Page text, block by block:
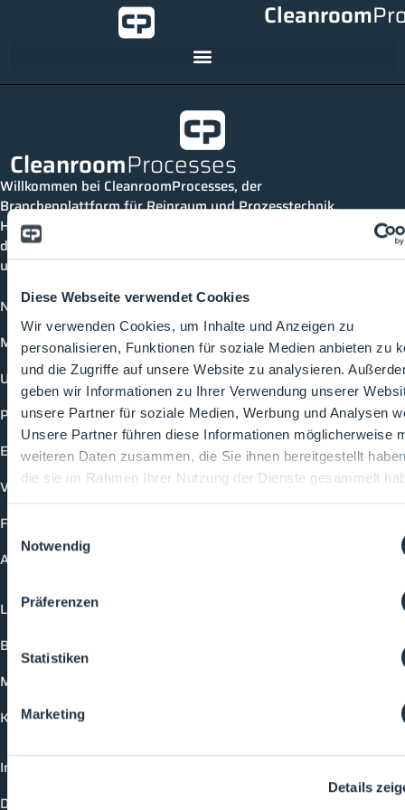
Diese Webseite verwendet Cookies
Wir verwenden Cookies, um Inhalte und Anzeigen zu
personalisieren, Funktionen für soziale Medien anbieten zu
und die Zugriffe auf unsere Website zu analysieren.
geben wir Informationen zu Ihrer Verwendung unserer
unsere Partner für soziale Medien, Werbung und Analysen
Unsere Partner führen diese Informationen möglicherweise
weiteren Daten zusammen, die Sie ihnen bereitgestellt
die sie im Rahmen Ihrer Nutzung der Dienste gesammelt
Einwilligungsauswahl
Notwendig
Präferenzen
Statistiken
Marketing
Details
Cleanroom
CleanroomProcesses
Willkommen bei CleanroomProcesses, der
Branchenplattform für Reinraum und Prozesstechnik.
Hier bleibst du immer auf dem neuesten Stand, kannst
dich mit anderen verknüpfen und alle relevanten Themen
und Events der Branche entdecken.
News
Mediathek
Unternehmen
Produkte
Events
Vorträge
Future-Faces
Academy
Login
Buchungsmöglichkeiten
Medienformate
Kontakt
Impressum
Datenschutzerklärung